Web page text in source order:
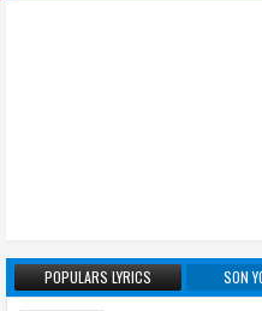
POPULARS LYRICS SON